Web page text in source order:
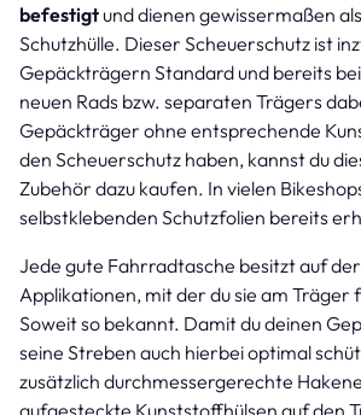
befestigt und dienen gewissermaßen
Schutzhülle. Dieser Scheuerschutz ist
Gepäckträgern Standard und bereits
neuen Rads bzw. separaten Trägers
Gepäckträger ohne entsprechende
den Scheuerschutz haben, kannst du
Zubehör dazu kaufen. In vielen
selbstklebenden Schutzfolien bereits
Jede gute Fahrradtasche besitzt auf
Applikationen, mit der du sie am Träger
Soweit so bekannt. Damit du deinen
seine Streben auch hierbei optimal
zusätzlich durchmessergerechte